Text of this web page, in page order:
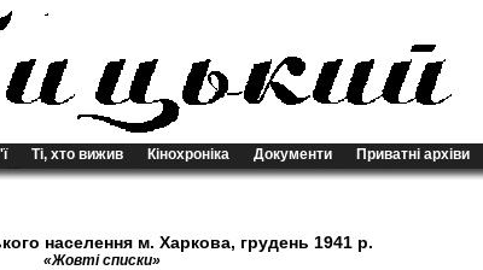
Ті, хто вижив Кінохроніка Документи Приватні архіви
населення м. Харкова, грудень 1941 р.
«Жовті списки»